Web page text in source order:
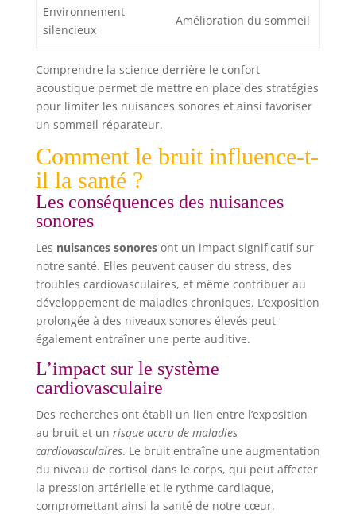
Environnement
silencieux
Amélioration du sommeil
Comprendre la science derrière le confort
acoustique permet de mettre en place des stratégies
pour limiter les nuisances sonores et ainsi favoriser
un sommeil réparateur.
Comment le bruit influence-t-
il la santé ?
Les conséquences des nuisances
sonores
Les nuisances sonoresont un impact significatif sur
notre santé. Elles peuvent causer du stress, des
troubles cardiovasculaires, et même contribuer au
développement de maladies chroniques. L’exposition
prolongée à des niveaux sonores élevés peut
également entraîner une perte auditive.
L’impact sur le système
cardiovasculaire
Des recherches ont établi un lien entre l’exposition
au bruit et un risque accru de maladies
cardiovasculaires. Le bruit entraîne une augmentation
du niveau de cortisol dans le corps, qui peut affecter
la pression artérielle et le rythme cardiaque,
compromettant ainsi la santé de notre cœur.